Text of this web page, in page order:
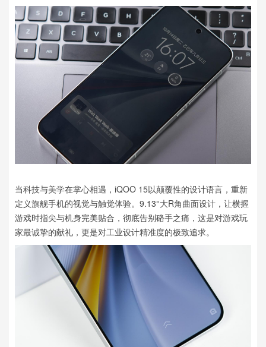
当科技与美学在掌心相遇，iQOO 15以颠覆性的设计语言，重新
定义旗舰手机的视觉与触觉体验。9.13°大R角曲面设计，让横握
游戏时指尖与机身完美贴合，彻底告别硌手之痛，这是对游戏玩
家最诚挚的献礼，更是对工业设计精准度的极致追求。